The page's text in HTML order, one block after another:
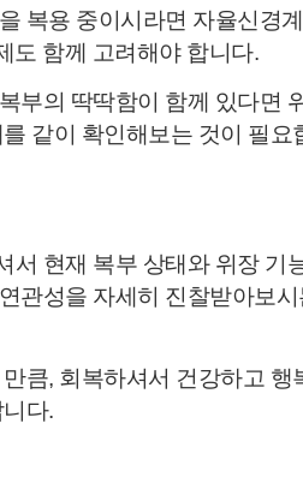
복용 중이시라면 자율신경
도 함께 고려해야 합니다.
부의 딱딱함이 함께 있다면
같이 확인해보는 것이 필요
서 현재 복부 상태와 위장 기
관성을 자세히 진찰받아보시
큼, 회복하셔서 건강하고 행
다.